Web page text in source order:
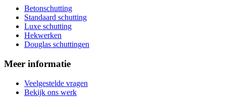
Betonschutting
Standaard schutting
Luxe schutting
Hekwerken
Douglas schuttingen
Meer informatie
Veelgestelde vragen
Bekijk ons werk